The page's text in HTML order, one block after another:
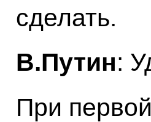
сделать.
В.Путин:
При